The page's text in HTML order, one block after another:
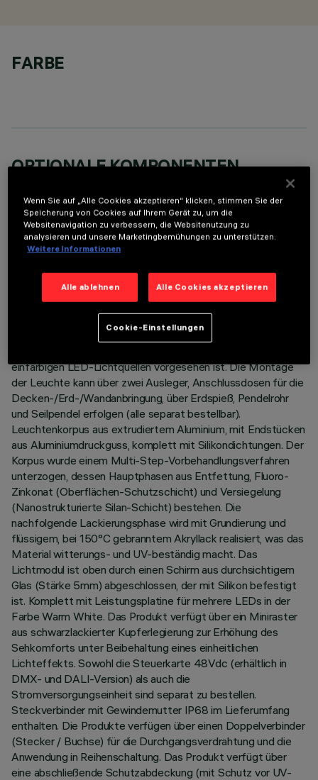
FARBE
OPTIONALE KOMPONENTEN
TECHNISCHE DATEN
LETZTES UPDATE: 06.08.2026
einfarbigen LED-Lichtquellen vorgesehen ist. Die Montage
der Leuchte kann über zwei Ausleger, Anschlussdosen für die
Decken-/Erd-/Wandanbringung, über Erdspieß, Pendelrohr
und Seilpendel erfolgen (alle separat bestellbar).
Leuchtenkorpus aus extrudiertem Aluminium, mit Endstücken
aus Aluminiumdruckguss, komplett mit Silikondichtungen. Der
Korpus wurde einem Multi-Step-Vorbehandlungsverfahren
unterzogen, dessen Hauptphasen aus Entfettung, Fluoro-
Zinkonat (Oberflächen-Schutzschicht) und Versiegelung
(Nanostrukturierte Silan-Schicht) bestehen. Die
nachfolgende Lackierungsphase wird mit Grundierung und
flüssigem, bei 150°C gebranntem Akryllack realisiert, was das
Material witterungs- und UV-beständig macht. Das
Lichtmodul ist oben durch einen Schirm aus durchsichtigem
Glas (Stärke 5mm) abgeschlossen, der mit Silikon befestigt
ist. Komplett mit Leistungsplatine für mehrere LEDs in der
Farbe Warm White. Das Produkt verfügt über ein Miniraster
aus schwarzlackierter Kupferlegierung zur Erhöhung des
Sehkomforts unter Beibehaltung eines einheitlichen
Lichteffekts. Sowohl die Steuerkarte 48Vdc (erhältlich in
DMX- und DALI-Version) als auch die
Stromversorgungseinheit sind separat zu bestellen.
Steckverbinder mit Gewindemutter IP68 im Lieferumfang
enthalten. Die Produkte verfügen über einen Doppelverbinder
(Stecker / Buchse) für die Durchgangsverdrahtung und die
Anwendung in Reihenschaltung. Das Produkt verfügt über
eine abschließende Schutzabdeckung (mit Schutz vor UV-
Wenn Sie auf „Alle Cookies akzeptieren“ klicken, stimmen Sie der
Speicherung von Cookies auf Ihrem Gerät zu, um die
Websitenavigation zu verbessern, die Websitenutzung zu
analysieren und unsere Marketingbemühungen zu unterstützen.
Weitere Informationen
Alle ablehnen Alle Cookies akzeptieren
Cookie-Einstellungen